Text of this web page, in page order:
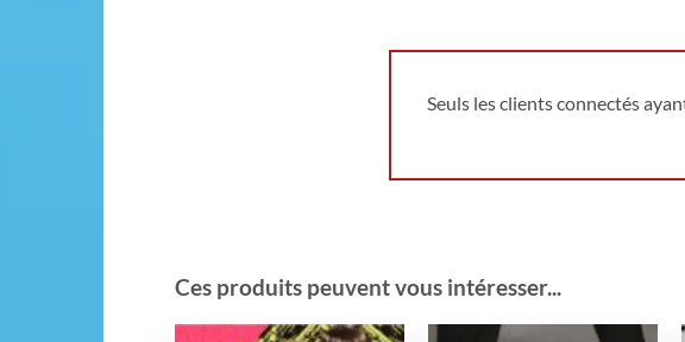
Seuls les clients connectés
Ces produits peuvent vous intéresser...